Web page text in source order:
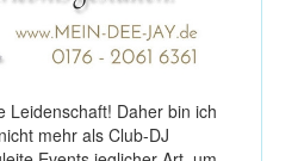
Leidenschaft! Daher bin ich
mehr als Club-DJ